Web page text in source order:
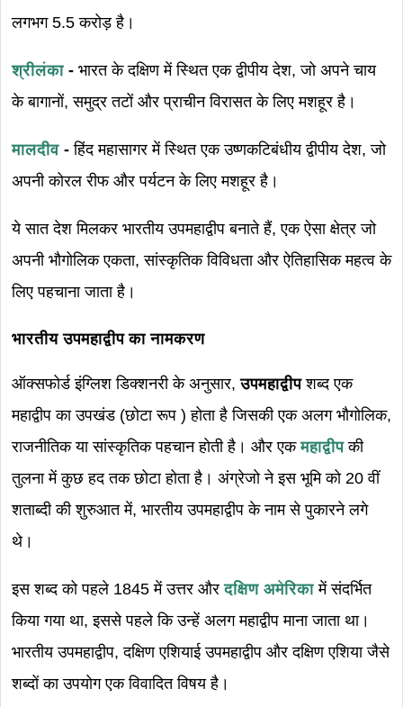
लगभग 5.5 करोड़ है।
श्रीलंका - भारत के दक्षिण में स्थित एक द्वीपीय देश, जो अपने चाय
के बागानों, समुद्र तटों और प्राचीन विरासत के लिए मशहूर है।
मालदीव - हिंद महासागर में स्थित एक उष्णकटिबंधीय द्वीपीय देश, जो
अपनी कोरल रीफ और पर्यटन के लिए मशहूर है।
ये सात देश मिलकर भारतीय उपमहाद्वीप बनाते हैं, एक ऐसा क्षेत्र जो
अपनी भौगोलिक एकता, सांस्कृतिक विविधता और ऐतिहासिक महत्व के
लिए पहचाना जाता है।
भारतीय उपमहाद्वीप का नामकरण
ऑक्सफोर्ड इंग्लिश डिक्शनरी के अनुसार,उपमहाद्वीपशब्द एक
महाद्वीप का उपखंड (छोटा रूप ) होता है जिसकी एक अलग भौगोलिक,
राजनीतिक या सांस्कृतिक पहचान होती है। और एकमहाद्वीपकी
तुलना में कुछ हद तक छोटा होता है। अंग्रेजो ने इस भूमि को 20 वीं
शताब्दी की शुरुआत में, भारतीय उपमहाद्वीप के नाम से पुकारने लगे
थे।
इस शब्द को पहले 1845 में उत्तर औरदक्षिण अमेरिकामें संदर्भित
किया गया था, इससे पहले कि उन्हें अलग महाद्वीप माना जाता था।
भारतीय उपमहाद्वीप, दक्षिण एशियाई उपमहाद्वीप और दक्षिण एशिया जैसे
शब्दों का उपयोग एक विवादित विषय है।